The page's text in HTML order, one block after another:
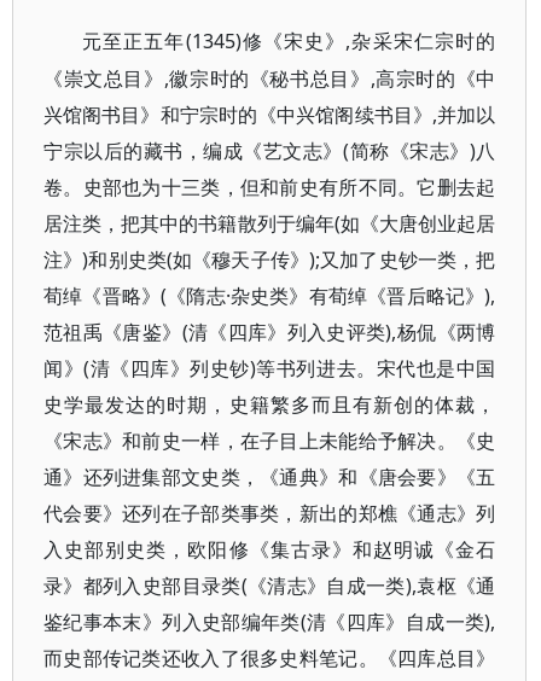
元至正五年(1345)修《宋史》,杂采宋仁宗时的
《崇文总目》,徽宗时的《秘书总目》,高宗时的《中
兴馆阁书目》和宁宗时的《中兴馆阁续书目》,并加以
宁宗以后的藏书，编成《艺文志》(简称《宋志》)八
卷。史部也为十三类，但和前史有所不同。它删去起
居注类，把其中的书籍散列于编年(如《大唐创业起居
注》)和别史类(如《穆天子传》);又加了史钞一类，把
荀绰《晋略》(《隋志·杂史类》有荀绰《晋后略记》),
范祖禹《唐鉴》(清《四库》列入史评类),杨侃《两博
闻》(清《四库》列史钞)等书列进去。宋代也是中国
史学最发达的时期，史籍繁多而且有新创的体裁，
《宋志》和前史一样，在子目上未能给予解决。《史
通》还列进集部文史类，《通典》和《唐会要》《五
代会要》还列在子部类事类，新出的郑樵《通志》列
入史部别史类，欧阳修《集古录》和赵明诚《金石
录》都列入史部目录类(《清志》自成一类),袁枢《通
鉴纪事本末》列入史部编年类(清《四库》自成一类),
而史部传记类还收入了很多史料笔记。《四库总目》